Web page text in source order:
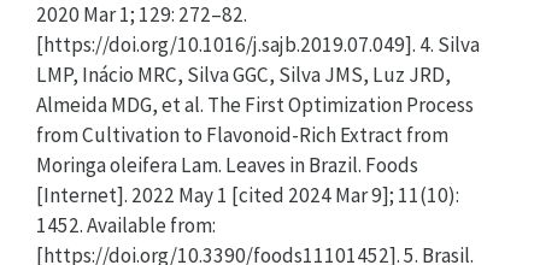
2020 Mar 1; 129: 272–82.
[https://doi.org/10.1016/j.sajb.2019.07.049]. 4. Silva
LMP, Inácio MRC, Silva GGC, Silva JMS, Luz JRD,
Almeida MDG, et al. The First Optimization Process
from Cultivation to Flavonoid-Rich Extract from
Moringa oleifera Lam. Leaves in Brazil. Foods
[Internet]. 2022 May 1 [cited 2024 Mar 9]; 11(10):
1452. Available from:
[https://doi.org/10.3390/foods11101452]. 5. Brasil.